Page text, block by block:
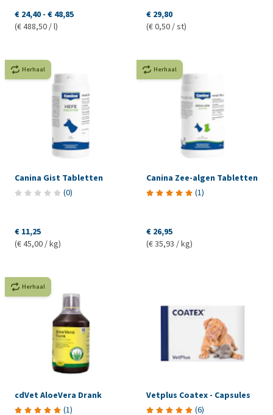
€ 24,40 - € 48,85
(€ 488,50 / l)
€ 29,80
(€ 0,50 / st)
Herhaal
Canina Gist Tabletten
(0)
€ 11,25
(€ 45,00 / kg)
Herhaal
Canina Zee-algen Tabletten
(1)
€ 26,95
(€ 35,93 / kg)
Herhaal
cdVet AloeVera Drank
(1)
Vetplus Coatex - Capsules
(6)